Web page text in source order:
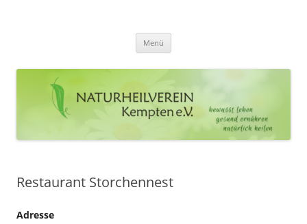
Menü
Restaurant Storchennest
Adresse